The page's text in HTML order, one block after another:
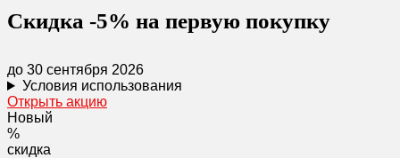
Скидка -5% на первую покупку
до 30 сентября 2026
Условия использования
Открыть акцию
Новый
%
скидка